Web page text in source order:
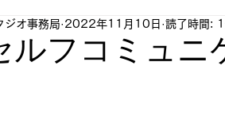
ルフコミュニ
ジオ事務局 2022年11月10日 読了時間: